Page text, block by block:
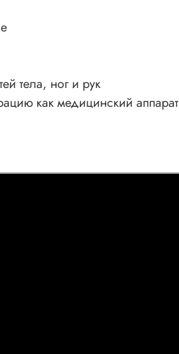
тела, ног и рук
как медицинский аппарат